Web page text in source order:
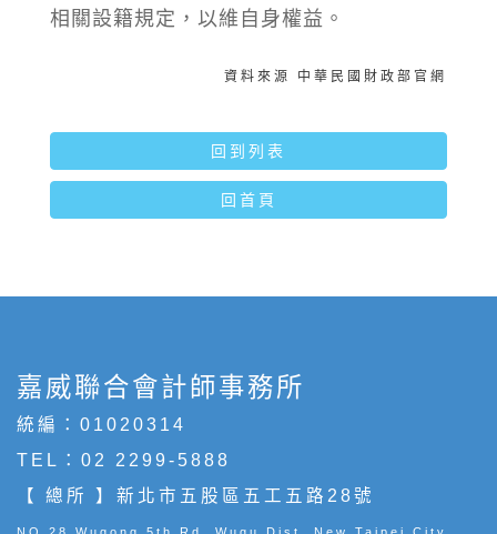
相關設籍規定，以維自身權益。
資料來源 中華民國財政部官網
回到列表
回首頁
嘉威聯合會計師事務所
統編：01020314
TEL： 02 2299-5888
【 總所 】新北市五股區五工五路28號